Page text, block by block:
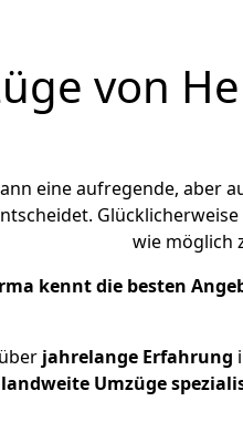
von
eine aufregende, aber
wie möglich
kennt die besten
jahrelange Erfahrung
Umzüge